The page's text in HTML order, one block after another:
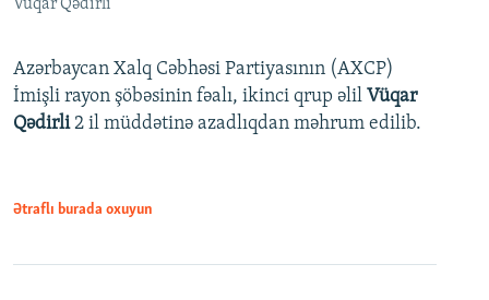
Vüqar Qədirli
Azərbaycan Xalq Cəbhəsi Partiyasının (AXCP)
İmişli rayon şöbəsinin fəalı, ikinci qrup əlil Vüqar
Qədirli2 il müddətinə azadlıqdan məhrum edilib.
Ətraflı burada oxuyun